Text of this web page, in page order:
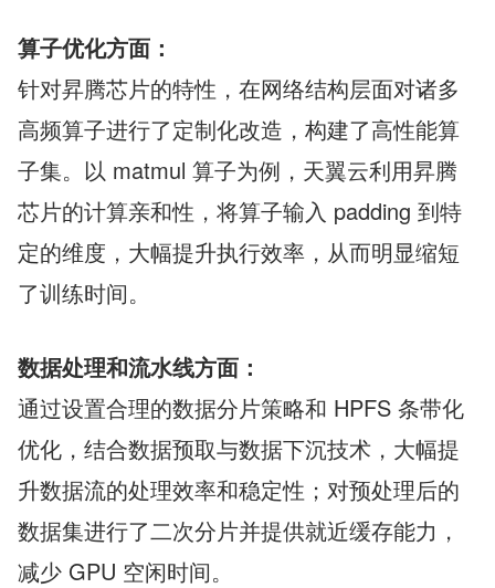
算子优化方面：
针对昇腾芯片的特性，在网络结构层面对诸多
高频算子进行了定制化改造，构建了高性能算
子集。以 matmul 算子为例，天翼云利用昇腾
芯片的计算亲和性，将算子输入 padding 到特
定的维度，大幅提升执行效率，从而明显缩短
了训练时间。
数据处理和流水线方面：
通过设置合理的数据分片策略和 HPFS 条带化
优化，结合数据预取与数据下沉技术，大幅提
升数据流的处理效率和稳定性；对预处理后的
数据集进行了二次分片并提供就近缓存能力，
减少 GPU 空闲时间。